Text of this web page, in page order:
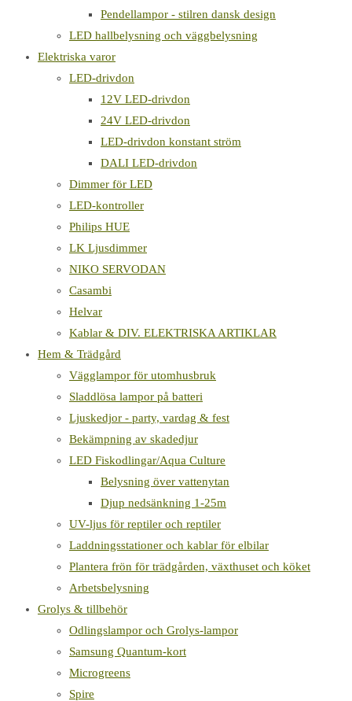
Pendellampor - stilren dansk design
LED hallbelysning och väggbelysning
Elektriska varor
LED-drivdon
12V LED-drivdon
24V LED-drivdon
LED-drivdon konstant ström
DALI LED-drivdon
Dimmer för LED
LED-kontroller
Philips HUE
LK Ljusdimmer
NIKO SERVODAN
Casambi
Helvar
Kablar & DIV. ELEKTRISKA ARTIKLAR
Hem & Trädgård
Vägglampor för utomhusbruk
Sladdlösa lampor på batteri
Ljuskedjor - party, vardag & fest
Bekämpning av skadedjur
LED Fiskodlingar/Aqua Culture
Belysning över vattenytan
Djup nedsänkning 1-25m
UV-ljus för reptiler och reptiler
Laddningsstationer och kablar för elbilar
Plantera frön för trädgården, växthuset och köket
Arbetsbelysning
Grolys & tillbehör
Odlingslampor och Grolys-lampor
Samsung Quantum-kort
Microgreens
Spire